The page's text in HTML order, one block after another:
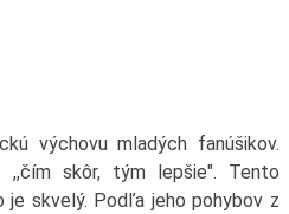
výchovu mladých fanúšikov.
,,čím skôr, tým lepšie". Tento
je skvelý. Podľa jeho pohybov z